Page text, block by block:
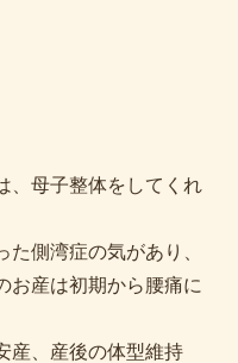
、母子整体をしてくれ
側湾症の気があり、
お産は初期から腰痛に
産、産後の体型維持